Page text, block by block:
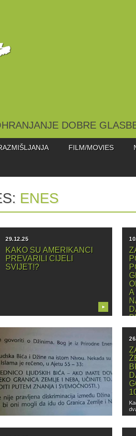
DOBRE
FILM/MOVIES
ENES
29.12.25
KAKO SU AMERIKANCI
PREVARILI CIJELI
SVIJET!?
▶
A
18.09.25
KNJIGA ZNANJA